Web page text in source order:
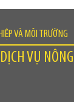
VÀ MÔI TRƯỜNG
VỤ